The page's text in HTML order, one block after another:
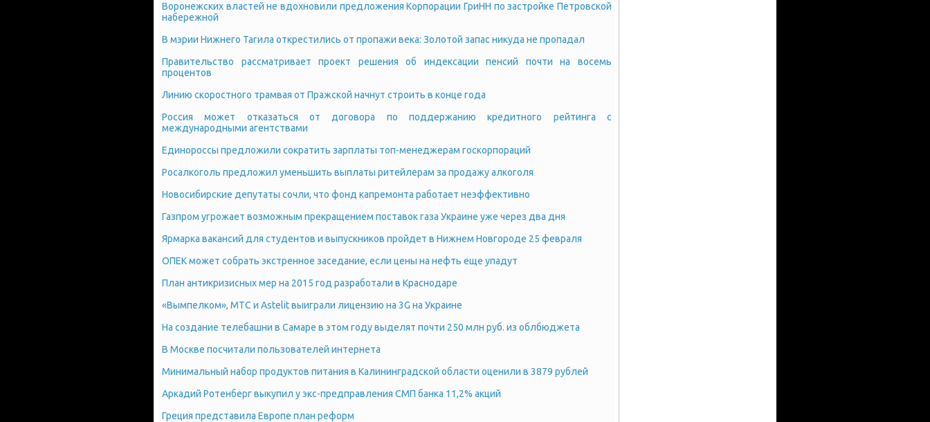
Воронежских властей не вдохновили предложения Корпорации ГриНН по застройке Петровской
набережной
В мэрии Нижнего Тагила открестились от пропажи века: Золотой запас никуда не пропадал
Правительство рассматривает проект решения об индексации пенсий почти на восемь
процентов
Линию скоростного трамвая от Пражской начнут строить в конце года
Россия может отказаться от договора по поддержанию кредитного рейтинга с
международными агентствами
Единороссы предложили сократить зарплаты топ-менеджерам госкорпораций
Росалкоголь предложил уменьшить выплаты ритейлерам за продажу алкоголя
Новосибирские депутаты сочли, что фонд капремонта работает неэффективно
Газпром угрожает возможным прекращением поставок газа Украине уже через два дня
Ярмарка вакансий для студентов и выпускников пройдет в Нижнем Новгороде 25 февраля
ОПЕК может собрать экстренное заседание, если цены на нефть еще упадут
План антикризисных мер на 2015 год разработали в Краснодаре
«Вымпелком», МТС и Astelit выиграли лицензию на 3G на Украине
На создание телебашни в Самаре в этом году выделят почти 250 млн руб. из облбюджета
В Москве посчитали пользователей интернета
Минимальный набор продуктов питания в Калининградской области оценили в 3879 рублей
Аркадий Ротенберг выкупил у экс-предправления СМП банка 11,2% акций
Греция представила Европе план реформ